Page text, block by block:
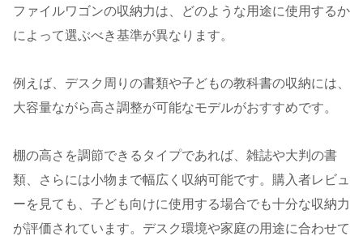
ファイルワゴンの収納力は、どのような用途に使用するか
によって選ぶべき基準が異なります。
例えば、デスク周りの書類や子どもの教科書の収納には、
大容量ながら高さ調整が可能なモデルがおすすめです。
棚の高さを調節できるタイプであれば、雑誌や大判の書
類、さらには小物まで幅広く収納可能です。購入者レビュ
ーを見ても、子ども向けに使用する場合でも十分な収納力
が評価されています。デスク環境や家庭の用途に合わせて